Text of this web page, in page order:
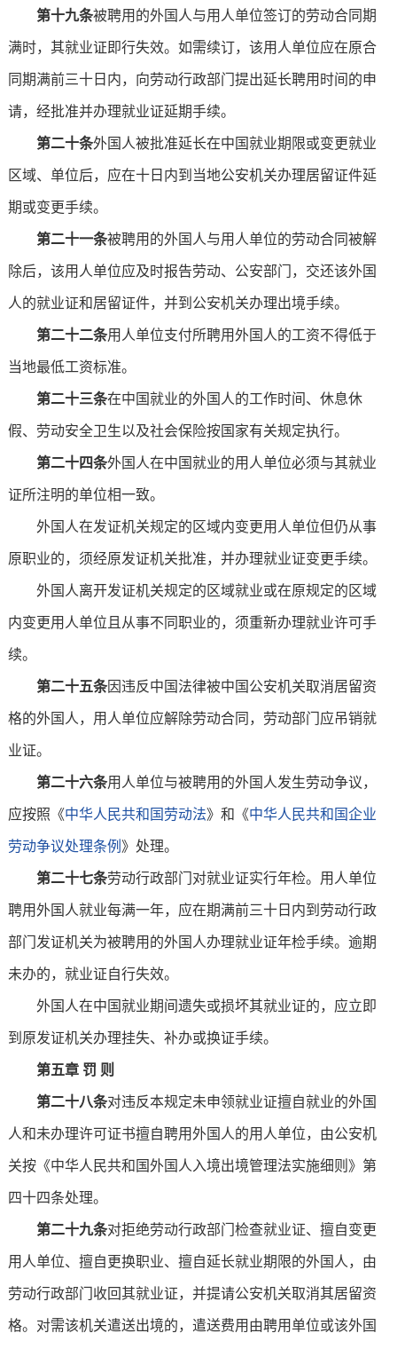
第十九条被聘用的外国人与用人单位签订的劳动合同期
满时，其就业证即行失效。如需续订，该用人单位应在原合
同期满前三十日内，向劳动行政部门提出延长聘用时间的申
请，经批准并办理就业证延期手续。
第二十条外国人被批准延长在中国就业期限或变更就业
区域、单位后，应在十日内到当地公安机关办理居留证件延
期或变更手续。
第二十一条被聘用的外国人与用人单位的劳动合同被解
除后，该用人单位应及时报告劳动、公安部门，交还该外国
人的就业证和居留证件，并到公安机关办理出境手续。
第二十二条用人单位支付所聘用外国人的工资不得低于
当地最低工资标准。
第二十三条在中国就业的外国人的工作时间、休息休
假、劳动安全卫生以及社会保险按国家有关规定执行。
第二十四条外国人在中国就业的用人单位必须与其就业
证所注明的单位相一致。
外国人在发证机关规定的区域内变更用人单位但仍从事
原职业的，须经原发证机关批准，并办理就业证变更手续。
外国人离开发证机关规定的区域就业或在原规定的区域
内变更用人单位且从事不同职业的，须重新办理就业许可手
续。
第二十五条因违反中国法律被中国公安机关取消居留资
格的外国人，用人单位应解除劳动合同，劳动部门应吊销就
业证。
第二十六条用人单位与被聘用的外国人发生劳动争议，
应按照《中华人民共和国劳动法》和《中华人民共和国企业
劳动争议处理条例 》处理。
第二十七条劳动行政部门对就业证实行年检。用人单位
聘用外国人就业每满一年，应在期满前三十日内到劳动行政
部门发证机关为被聘用的外国人办理就业证年检手续。逾期
未办的，就业证自行失效。
外国人在中国就业期间遗失或损坏其就业证的，应立即
到原发证机关办理挂失、补办或换证手续。
第五章 罚 则
第二十八条对违反本规定未申领就业证擅自就业的外国
人和未办理许可证书擅自聘用外国人的用人单位，由公安机
关按《中华人民共和国外国人入境出境管理法实施细则》第
四十四条处理。
第二十九条对拒绝劳动行政部门检查就业证、擅自变更
用人单位、擅自更换职业、擅自延长就业期限的外国人，由
劳动行政部门收回其就业证，并提请公安机关取消其居留资
格。对需该机关遣送出境的，遣送费用由聘用单位或该外国